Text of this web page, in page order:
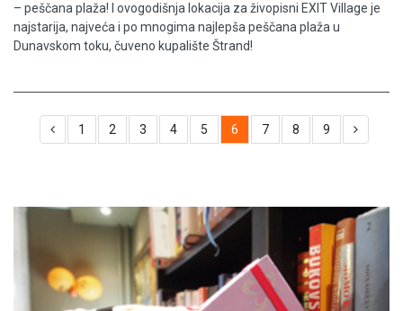
– peščana plaža! I ovogodišnja lokacija za živopisni EXIT Village je
najstarija, najveća i po mnogima najlepša peščana plaža u
Dunavskom toku, čuveno kupalište Štrand!
1 2 3 4 5 6 7 8 9